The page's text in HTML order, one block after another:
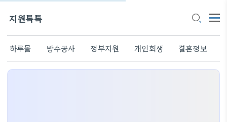
지원톡톡
하루몰 방수공사 정부지원 개인회생 결혼정보